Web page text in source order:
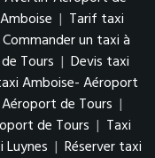
| Tarif taxi
Commander un taxi à
Tours | Devis taxi
Amboise- Aéroport
de Tours |
de Tours | Taxi
| Réserver taxi